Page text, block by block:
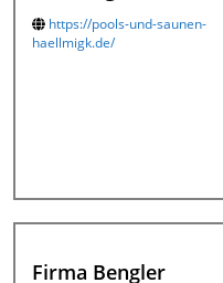
https://pools-und-saunen-
haellmigk.de/
Firma Bengler